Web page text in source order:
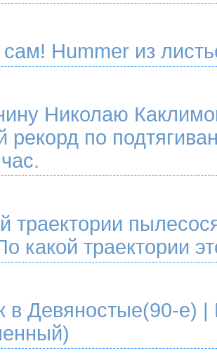
Hummer из
Николаю
рекорд по
траектории
какой траектории
в Девяностые(90-е) |